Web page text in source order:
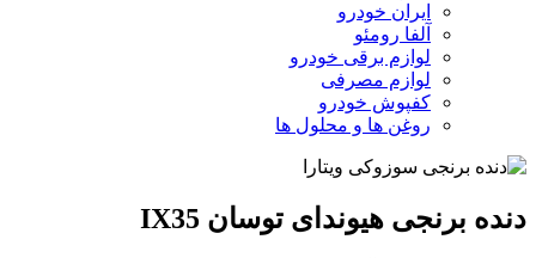
ایران خودرو
آلفا رومئو
لوازم برقی خودرو
لوازم مصرفی
کفپوش خودرو
روغن ها و محلول ها
دنده برنجی هیوندای توسان IX35